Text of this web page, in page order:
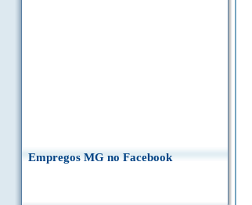
Empregos MG no Facebook